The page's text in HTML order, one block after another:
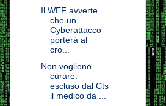
Il WEF avverte
che un
Cyberattacco
porterà al
cro...
Non vogliono
curare:
escluso dal Cts
il medico da ...